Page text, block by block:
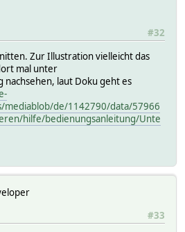
#32
Zur Illustration vielleicht das
mal unter
nachsehen, laut Doku geht es
mediablob/de/1142790/data/57966
hilfe/bedienungsanleitung/Unte
#33